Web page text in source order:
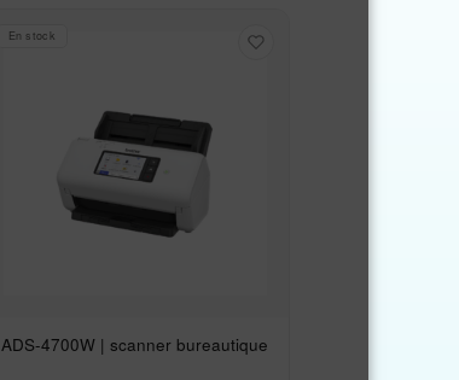
En stock
ADS-4700W | scanner bureautique